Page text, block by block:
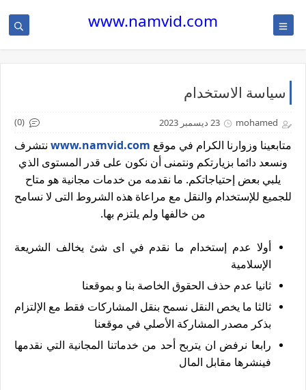
www.namvid.com
سياسة الاستخدام
mohamed 23 ديسمبر 2023 (0)
متابعينا وزوارنا الكرام في موقع www.namvid.com نتشرف
ونسعد دائما بزيارتكم ونتمنى أن نكون على قدر المستوى الذي
يلبي بعض إحتياجاتكم. ما نقدمه من خدمات مجانية هو متاح
للجميع للإستخدام والنقل مع مراعاة هذه الشروط التى لا نسامح
من خالفها ولم يلتزم بها.
أولا عدم إستخدام ما نقدم في اى شئ يخالف الشريعة
الإسلامية
ثانيا عدم حذف الحقوق الخاصة بنا و بموقعنا
ثالثا ما يخص النقل نسمح بنقل المشاركات فقط مع الإلتزام
بذكر مصدر المشاركة الأصلي في موقعنا
رابعا نرفض ان يتربح أحد من خدماتنا المجانية التي نقدمها
فينشرها مقابل المال